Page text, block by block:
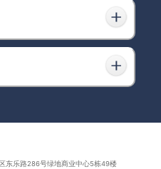
术涂料——梵高色彩系
百利艺术涂料·软装—马
东乐路286号绿地商业中心5栋49楼